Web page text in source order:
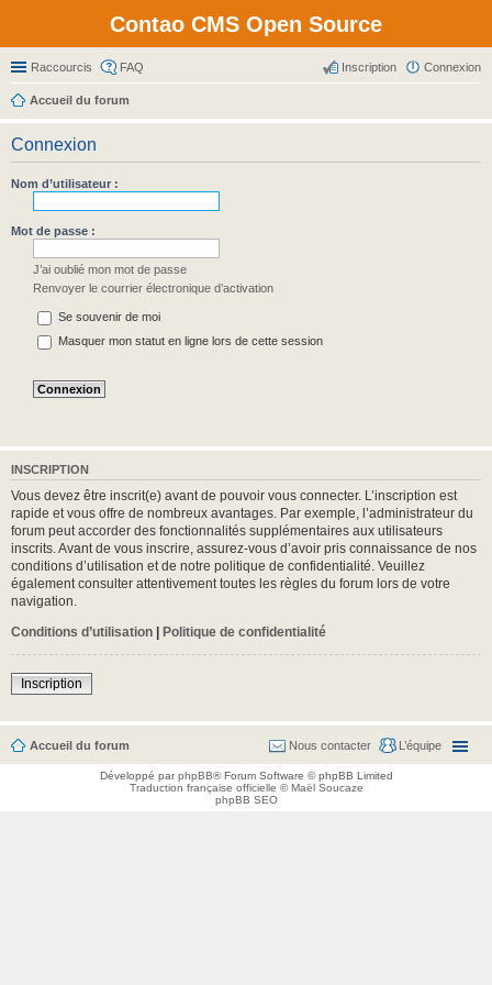
Contao CMS Open Source
Raccourcis FAQ Connexion
Inscription
Accueil du forum
Connexion
Nom d’utilisateur :
Mot de passe :
J’ai oublié mon mot de passe
Renvoyer le courrier électronique d’activation
Se souvenir de moi
Masquer mon statut en ligne lors de cette session
INSCRIPTION
Vous devez être inscrit(e) avant de pouvoir vous connecter. L’inscription est
rapide et vous offre de nombreux avantages. Par exemple, l’administrateur du
forum peut accorder des fonctionnalités supplémentaires aux utilisateurs
inscrits. Avant de vous inscrire, assurez-vous d’avoir pris connaissance de nos
conditions d’utilisation et de notre politique de confidentialité. Veuillez
également consulter attentivement toutes les règles du forum lors de votre
navigation.
Conditions d’utilisation | Politique de confidentialité
Inscription
Accueil du forum L’équipe
Nous contacter
Développé parphpBB® Forum Software © phpBB Limited
Traduction française officielle ©Maël Soucaze
phpBB SEO